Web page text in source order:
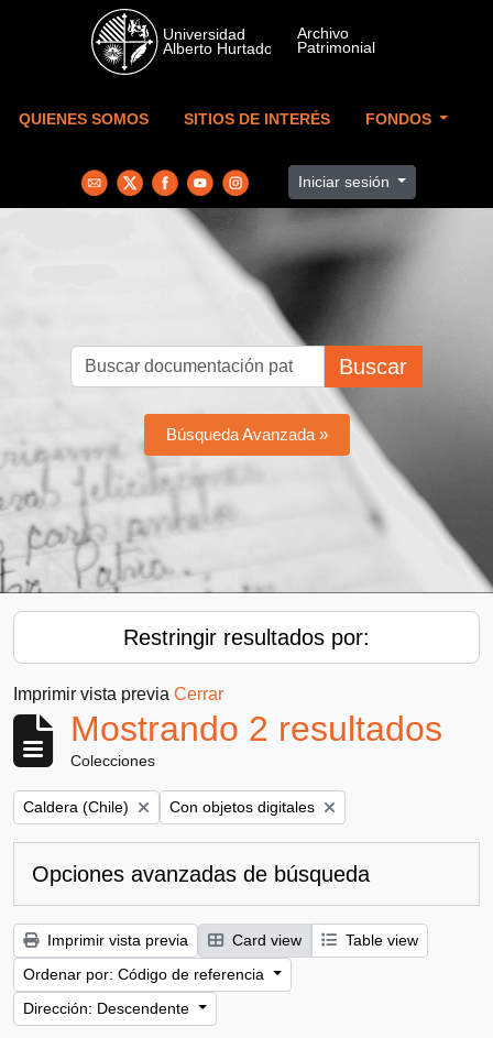
Skip to main content
QUIENES SOMOS SITIOS DE INTERÉS FONDOS
Iniciar sesión
Buscar
Búsqueda Avanzada »
Restringir resultados por:
Imprimir vista previa Cerrar
Mostrando 2 resultados
Colecciones
Remove filter:
Caldera (Chile) Remove filter:
Con objetos digitales
Opciones avanzadas de búsqueda
Imprimir vista previa Card view
Table view
Ordenar por: Código de referencia
Dirección: Descendente